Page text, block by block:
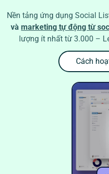
Nền tảng ứng dụng Social
và marketing tự động từ
lượng ít nhất từ 3.000 –
Cách